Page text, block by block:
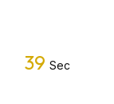
39 Sec